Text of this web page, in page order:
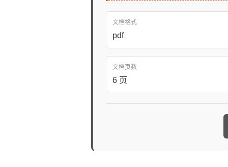
文档格式
pdf
文档页数
6 页